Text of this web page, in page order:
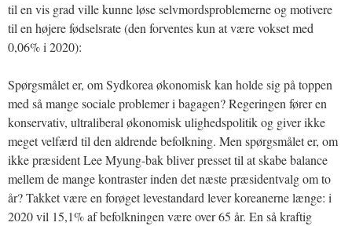
til en vis grad ville kunne løse selvmordsproblemerne og motivere
til en højere fødselsrate (den forventes kun at være vokset med
0,06% i 2020):
Spørgsmålet er, om Sydkorea økonomisk kan holde sig på toppen
med så mange sociale problemer i bagagen? Regeringen fører en
konservativ, ultraliberal økonomisk ulighedspolitik og giver ikke
meget velfærd til den aldrende befolkning. Men spørgsmålet er, om
ikke præsident Lee Myung-bak bliver presset til at skabe balance
mellem de mange kontraster inden det næste præsidentvalg om to
år? Takket være en forøget levestandard lever koreanerne længe: i
2020 vil 15,1% af befolkningen være over 65 år. En så kraftig